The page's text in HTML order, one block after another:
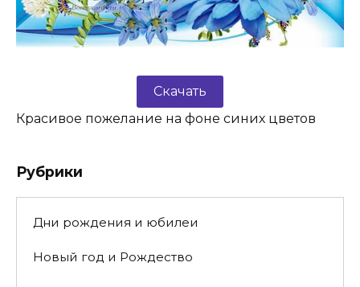
Скачать
Красивое пожелание на фоне синих цветов
Рубрики
Дни рождения и юбилеи
Новый год и Рождество